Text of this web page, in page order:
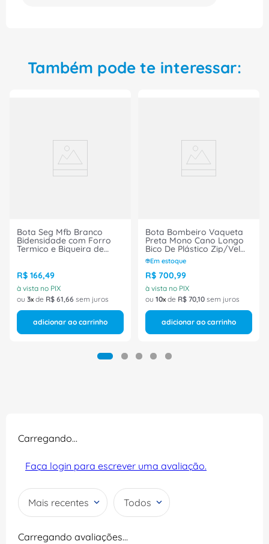
Também pode te interessar:
Bota Seg Mfb Branco
Bidensidade com Forro
Termico e Biqueira de
Tamanho 40 CA 42306
Bracol
R$ 166,49
à vista no PIX
ou 3 de R$ 61,66 sem juros
adicionar ao carrinho
Bota Bombeiro Vaqueta
Preta Mono Cano Longo
Bico De Plástico Zip/Vel
6033BPBL4400LL
Tamanho 43 CA 26556
Bracol
Em estoque
R$ 700,99
à vista no PIX
ou 10 de R$ 70,10 sem juros
adicionar ao carrinho
Carregando…
Faça login para escrever uma avaliação.
Mais recentes Todos
Carregando avaliações…